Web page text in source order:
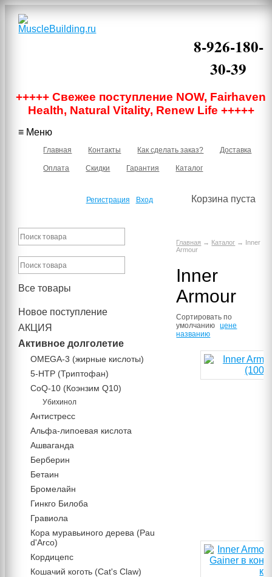
8-926-180-
30-39
Бауманская,
Нижняя
Красносельская
этаж, офис 219В
+++++ Свежее поступление NOW, Fairhaven
Health, Natural Vitality, Renew Life +++++
≡ Меню
Главная Контакты Как сделать заказ? Доставка
Оплата Скидки Гарантия Каталог
Корзина пуста
Регистрация Вход
Главная → Каталог → Inner
Armour
Inner
Armour
Сортировать по
умолчанию
цене
названию
Все товары
Новое поступление
АКЦИЯ
Активное долголетие
OMEGA-3 (жирные кислоты)
5-HTP (Триптофан)
CoQ-10 (Коэнзим Q10)
Убихинол
Антистресс
Альфа-липоевая кислота
Ашваганда
Берберин
Бетаин
Бромелайн
Гинкго Билоба
Гравиола
Кора муравьиного дерева (Pau
d'Arco)
Кордицепс
Кошачий коготь (Cat's Claw)